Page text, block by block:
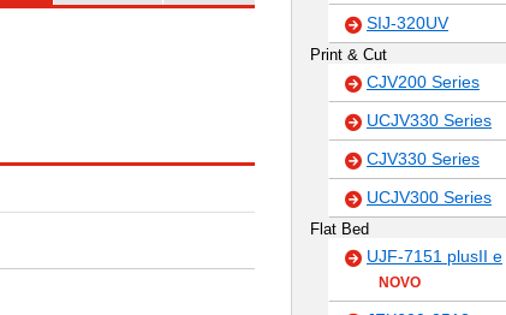
SIJ-320UV
Print & Cut
CJV200 Series
UCJV330 Series
CJV330 Series
UCJV300 Series
Flat Bed
UJF-7151 plusII e
NOVO